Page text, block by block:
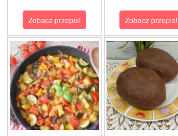
Zobacz przepis! Zobacz przepis!